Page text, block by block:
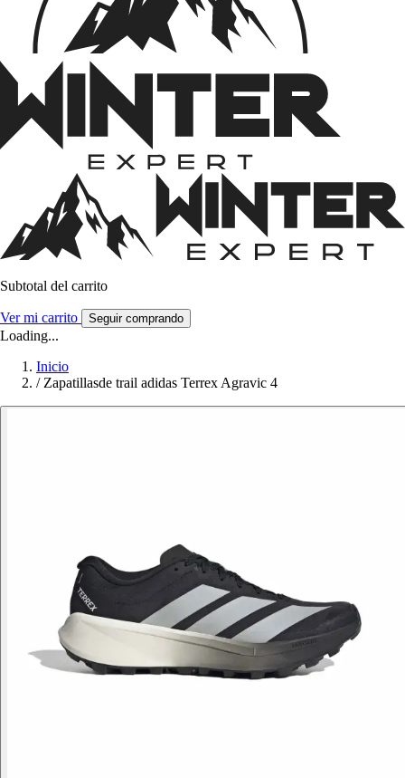
Subtotal del carrito
Ver mi carrito Seguir comprando
Loading...
Inicio
/ Zapatillasde trail adidas Terrex Agravic 4